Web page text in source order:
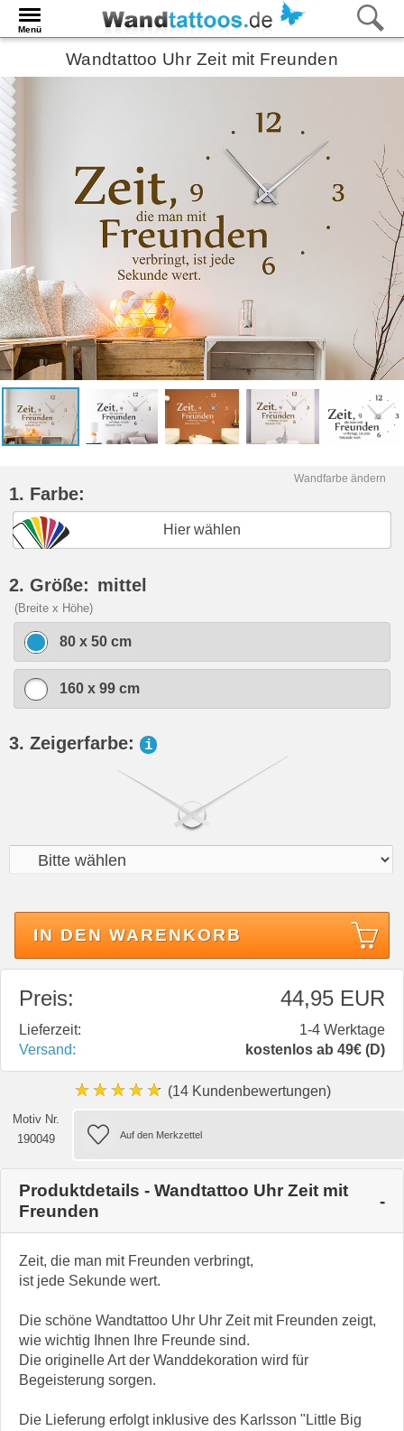
Menü
Wandtattoo Uhr Zeit mit Freunden
Wandfarbe ändern
1. Farbe:
Hier wählen
2. Größe: mittel
(Breite x Höhe)
80 x 50 cm
160 x 99 cm
3. Zeigerfarbe: i
IN DEN WARENKORB
Preis: 44,95 EUR
Lieferzeit:
1-4 Werktage
Versand:
kostenlos ab 49€ (D)
★★★★★ (14 Kundenbewertungen)
Motiv Nr.
190049
Produktdetails - Wandtattoo Uhr Zeit mit
Freunden
Zeit, die man mit Freunden verbringt,
ist jede Sekunde wert.
Die schöne Wandtattoo Uhr Uhr Zeit mit Freunden zeigt,
wie wichtig Ihnen Ihre Freunde sind.
Die originelle Art der Wanddekoration wird für
Begeisterung sorgen.
Die Lieferung erfolgt inklusive des Karlsson "Little Big